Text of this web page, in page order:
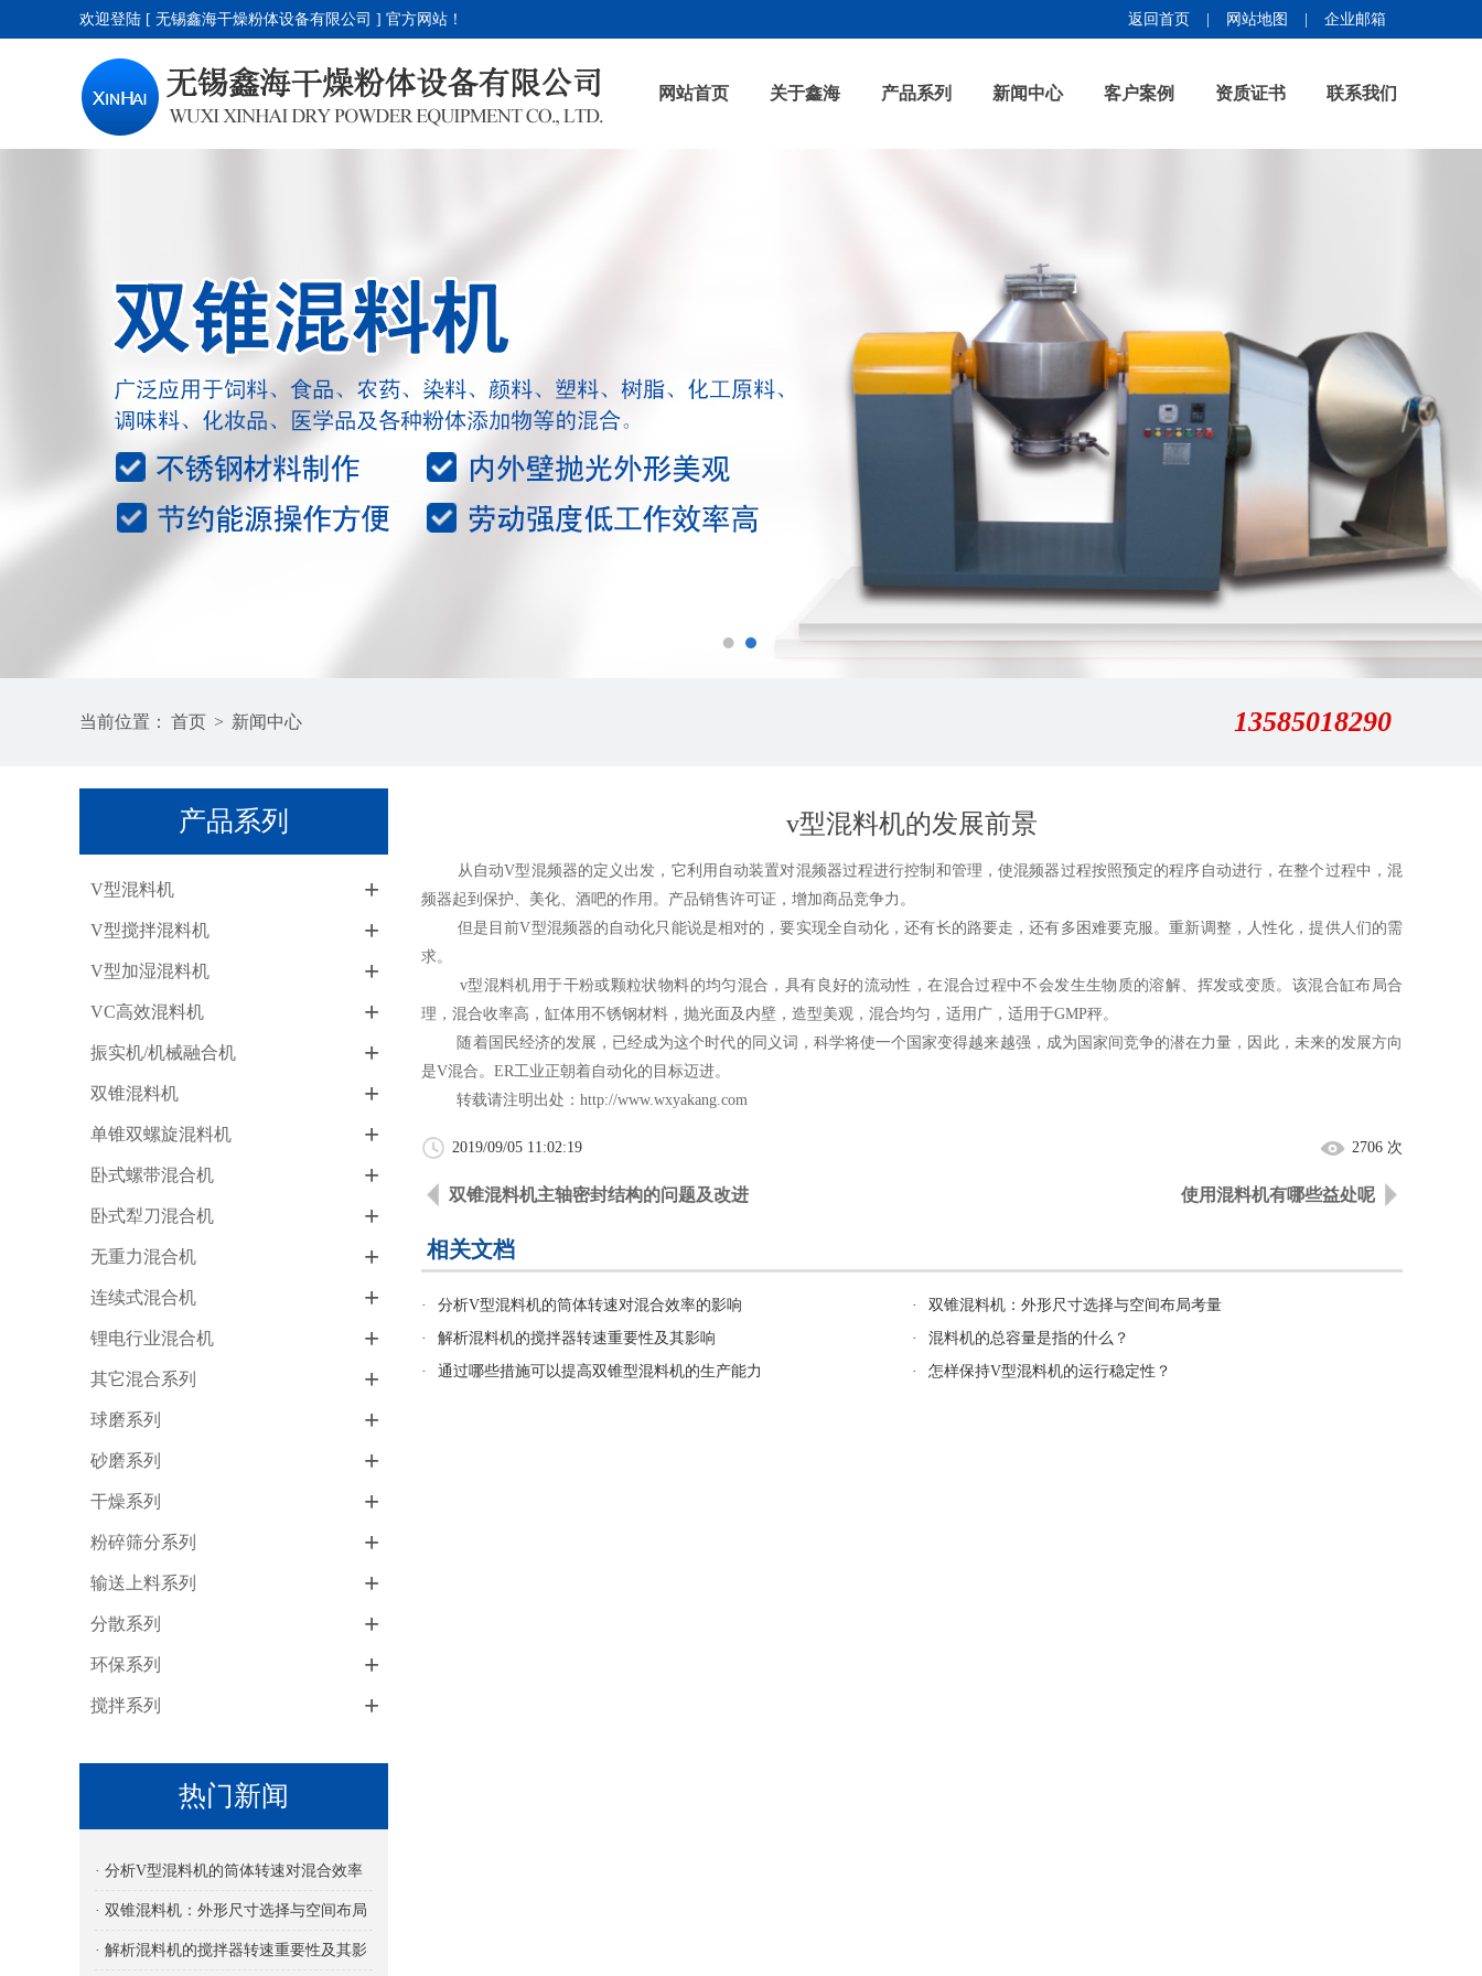
欢迎登陆 [ 无锡鑫海干燥粉体设备有限公司 ] 官方网站！ 返回首页 网站地图 企业邮箱
网站首页 关于鑫海 产品系列 新闻中心 客户案例 资质证书 联系我们
13585018290
当前位置： 首页 > 新闻中心
产品系列
V型混料机 +
V型搅拌混料机 +
V型加湿混料机 +
VC高效混料机 +
振实机/机械融合机 +
双锥混料机 +
单锥双螺旋混料机 +
卧式螺带混合机 +
卧式犁刀混合机 +
无重力混合机 +
连续式混合机 +
锂电行业混合机 +
其它混合系列 +
球磨系列 +
砂磨系列 +
干燥系列 +
粉碎筛分系列 +
输送上料系列 +
分散系列 +
环保系列 +
搅拌系列 +
热门新闻
· 分析V型混料机的筒体转速对混合效率
的影响
· 双锥混料机：外形尺寸选择与空间布局
考量
· 解析混料机的搅拌器转速重要性及其影
v型混料机的发展前景
从自动V型混频器的定义出发，它利用自动装置对混频器过程进行控制和管理，使混频器过程按照预定的程序自动进行，在整个过程中，混
频器起到保护、美化、酒吧的作用。产品销售许可证，增加商品竞争力。
但是目前V型混频器的自动化只能说是相对的，要实现全自动化，还有长的路要走，还有多困难要克服。重新调整，人性化，提供人们的需
求。
v型混料机用于干粉或颗粒状物料的均匀混合，具有良好的流动性，在混合过程中不会发生生物质的溶解、挥发或变质。该混合缸布局合
理，混合收率高，缸体用不锈钢材料，抛光面及内壁，造型美观，混合均匀，适用广，适用于GMP秤。
随着国民经济的发展，已经成为这个时代的同义词，科学将使一个国家变得越来越强，成为国家间竞争的潜在力量，因此，未来的发展方向
是V混合。ER工业正朝着自动化的目标迈进。
转载请注明出处： http://www.wxyakang.com
2019/09/05 11:02:19 2706 次
双锥混料机主轴密封结构的问题及改进 使用混料机有哪些益处呢
相关文档
· 分析V型混料机的筒体转速对混合效率的影响 ·
双锥混料机：外形尺寸选择与空间布局考量
·
解析混料机的搅拌器转速重要性及其影响 ·
混料机的总容量是指的什么？
·
通过哪些措施可以提高双锥型混料机的生产能力 · 怎样保持V型混料机的运行稳定性？